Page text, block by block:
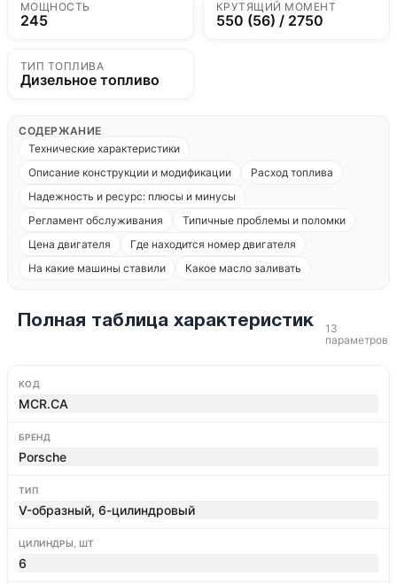
МОЩНОСТЬ
245
КРУТЯЩИЙ МОМЕНТ
550 (56) / 2750
ТИП ТОПЛИВА
Дизельное топливо
СОДЕРЖАНИЕ
Технические характеристики
Описание конструкции и модификации
Расход топлива
Надежность и ресурс: плюсы и минусы
Регламент обслуживания
Типичные проблемы и поломки
Цена двигателя
Где находится номер двигателя
На какие машины ставили
Какое масло заливать
Полная таблица характеристик
13
параметров
КОД
MCR.CA
БРЕНД
Porsche
ТИП
V-образный, 6-цилиндровый
ЦИЛИНДРЫ, ШТ
6